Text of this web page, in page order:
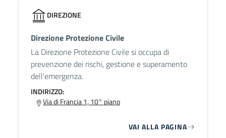
DIREZIONE
Direzione Protezione Civile
La Direzione Protezione Civile si occupa di
prevenzione dei rischi, gestione e superamento
dell'emergenza.
INDIRIZZO:
Via di Francia 1, 10° piano
VAI ALLA PAGINA